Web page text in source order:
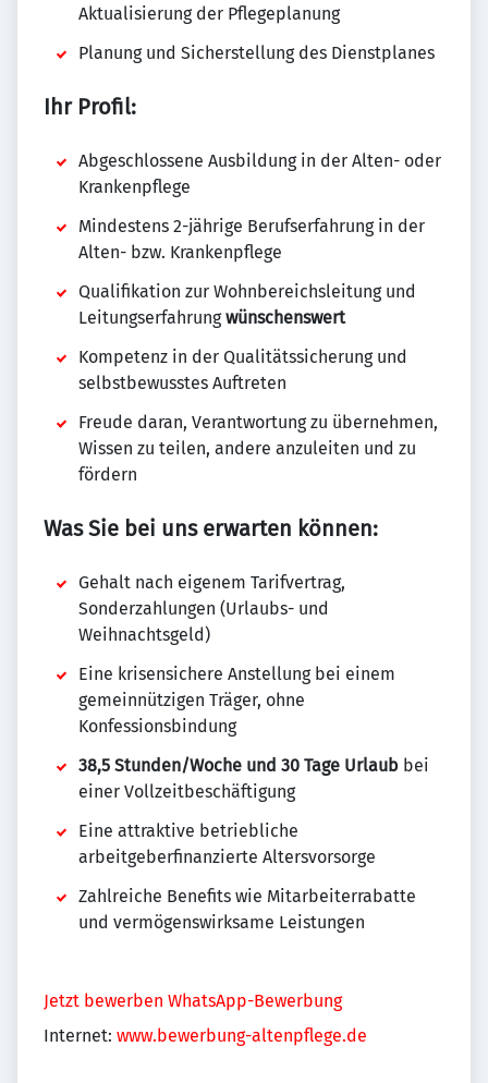
Aktualisierung der Pflegeplanung
Planung und Sicherstellung des Dienstplanes
Ihr Profil:
Abgeschlossene Ausbildung in der Alten- oder
Krankenpflege
Mindestens 2-jährige Berufserfahrung in der
Alten- bzw. Krankenpflege
Qualifikation zur Wohnbereichsleitung und
Leitungserfahrungwünschenswert
Kompetenz in der Qualitätssicherung und
selbstbewusstes Auftreten
Freude daran, Verantwortung zu übernehmen,
Wissen zu teilen, andere anzuleiten und zu
fördern
Was Sie bei uns erwarten können:
Gehalt nach eigenem Tarifvertrag,
Sonderzahlungen (Urlaubs- und
Weihnachtsgeld)
Eine krisensichere Anstellung bei einem
gemeinnützigen Träger, ohne
Konfessionsbindung
38,5 Stunden/Woche und 30 Tage Urlaub bei
einer Vollzeitbeschäftigung
Eine attraktive betriebliche
arbeitgeberfinanzierte Altersvorsorge
Zahlreiche Benefits wie Mitarbeiterrabatte
und vermögenswirksame Leistungen
Jetzt bewerben WhatsApp-Bewerbung
Internet: www.bewerbung-altenpflege.de